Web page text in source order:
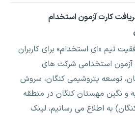
تیر ۱۴۰۱- دریافت کارت آزمون استخدام
تیم «ای استخدام» برای کاربران
آزمون استخدامی شرکت های
توسعه پتروشیمی کنگان، سروش
و نگین مهستان کنگان در منطقه
به اطلاع می رسانیم، لینک